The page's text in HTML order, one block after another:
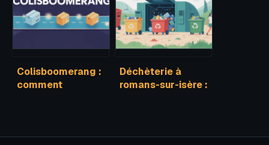
Colisboomerang :
comment
Déchèterie à
romans-sur-isère :